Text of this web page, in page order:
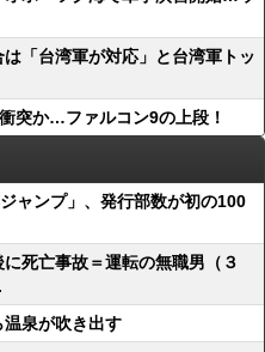
「台湾軍が対応」と台湾軍トッ
突か…ファルコン9の上段！
ャンプ」、発行部数が初の100
死亡事故＝運転の無職男（３
泉が吹き出す